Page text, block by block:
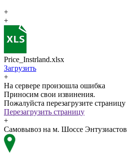
+
+
Price_Instrland.xlsx
Загрузить
+
На сервере произошла ошибка
Приносим свои извинения.
Пожалуйста перезагрузите страницу
Перезагрузить страницу
+
Самовывоз на м. Шоссе Энтузиастов